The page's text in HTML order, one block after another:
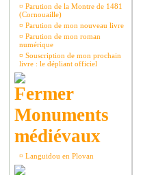
¤ Parution de la Montre de 1481
(Cornouaille)
¤ Parution de mon nouveau livre
¤ Parution de mon roman
numérique
¤ Souscription de mon prochain
livre : le dépliant officiel
Monuments
médiévaux
¤ Languidou en Plovan